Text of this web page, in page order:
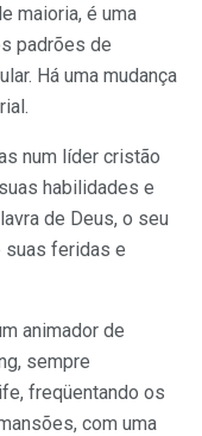
maioria, é uma
padrões de
Há uma mudança
num líder cristão
habilidades e
de Deus, o seu
suas feridas e
animador de
sempre
freqüentando os
com uma